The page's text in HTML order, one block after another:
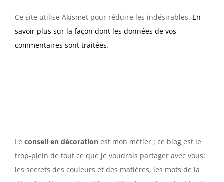
Ce site utilise Akismet pour réduire les indésirables. En
savoir plus sur la façon dont les données de vos
commentaires sont traitées.
Le conseil en décoration est mon métier ; ce blog est le
trop-plein de tout ce que je voudrais partager avec vous:
les secrets des couleurs et des matières, les mots de la